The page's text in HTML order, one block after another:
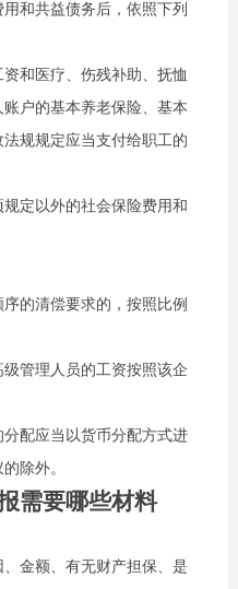
和共益债务后，依照下列
和医疗、伤残补助、抚恤
户的基本养老保险、基本
规规定应当支付给职工的
定以外的社会保险费用和
的清偿要求的，按照比例
管理人员的工资按照该企
配应当以货币分配方式进
除外。
要哪些材料
金额、有无财产担保、是